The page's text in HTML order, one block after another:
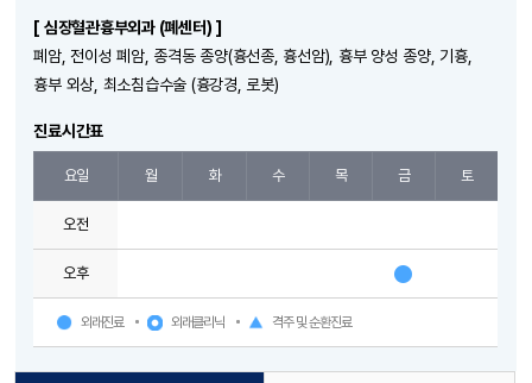
[ 심장혈관흉부외과 (폐센터) ]
폐암, 전이성 폐암, 종격동 종양(흉선종, 흉선암), 흉부 양성 종양, 기흉,
흉부 외상, 최소침습수술 (흉강경, 로봇)
진료시간표
요일 월 화 수 목 금 토
오전
오후
외래진료 외래클리닉 격주 및 순환진료